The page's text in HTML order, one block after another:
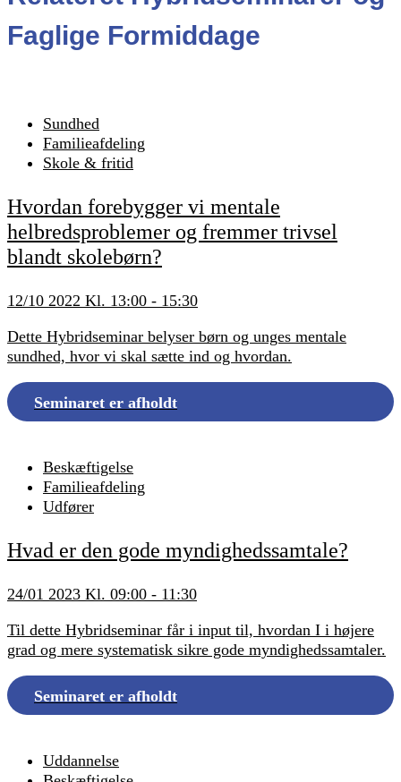
Faglige Formiddage
Sundhed
Familieafdeling
Skole & fritid
Hvordan forebygger vi mentale
helbredsproblemer og fremmer trivsel
blandt skolebørn?
12/10 2022 Kl. 13:00 - 15:30
Dette Hybridseminar belyser børn og unges mentale
sundhed, hvor vi skal sætte ind og hvordan.
Seminaret er afholdt
Beskæftigelse
Familieafdeling
Udfører
Hvad er den gode myndighedssamtale?
24/01 2023 Kl. 09:00 - 11:30
Til dette Hybridseminar får i input til, hvordan I i højere
grad og mere systematisk sikre gode myndighedssamtaler.
Seminaret er afholdt
Uddannelse